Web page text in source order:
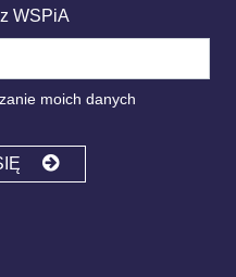
WSPiA
moich danych